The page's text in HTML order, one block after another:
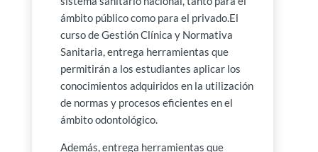
ámbito público como para el privado.El
curso de Gestión Clínica y Normativa
Sanitaria, entrega herramientas que
permitirán a los estudiantes aplicar los
conocimientos adquiridos en la utilización
de normas y procesos eficientes en el
ámbito odontológico.
Además, entrega herramientas que